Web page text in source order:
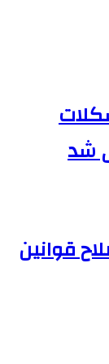
شد
قوانین